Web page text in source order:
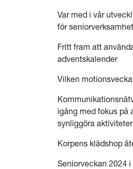
Var med i vår
för seniorverksamhet
Fritt fram att
adventskalender
Vilken
igång med fokus på
synliggöra aktiviteter
Korpens klädshop
Seniorveckan 2024